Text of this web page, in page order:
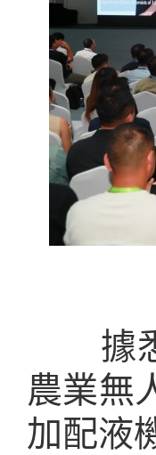
據悉
農業無
加配液